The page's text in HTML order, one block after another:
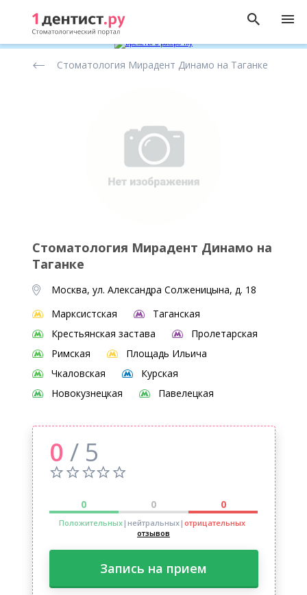
стоматологических
Стоматология Мирадент Динамо на Таганке
Стоматология Мирадент Динамо на
Таганке
Москва, ул. Александра Солженицына, д. 18
Марксистская
Таганская
Крестьянская застава
Пролетарская
Римская
Площадь Ильича
Чкаловская
Курская
Новокузнецкая
Павелецкая
0 / 5
0 0 0
Положительных|нейтральных| отрицательных
отзывов
Запись на прием